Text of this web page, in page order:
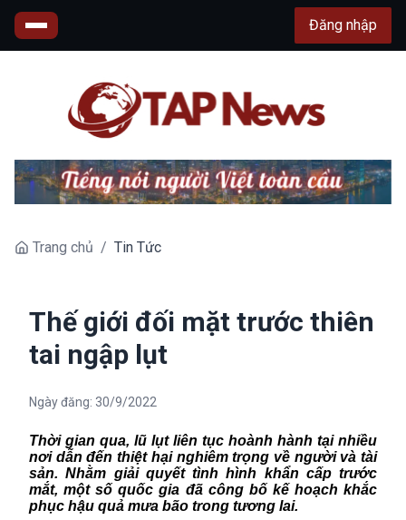
Đăng nhập
Trang chủ / Tin Tức
Thế giới đối mặt trước thiên
tai ngập lụt
Ngày đăng: 30/9/2022
Thời gian qua, lũ lụt liên tục hoành hành tại nhiều
nơi dẫn đến thiệt hại nghiêm trọng về người và tài
sản. Nhằm giải quyết tình hình khẩn cấp trước
mắt, một số quốc gia đã công bố kế hoạch khắc
phục hậu quả mưa bão trong tương lai.